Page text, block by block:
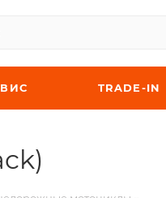
TRADE-IN